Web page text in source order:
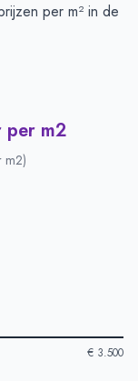
per m² in de
per m2
m2)
€ 3.500